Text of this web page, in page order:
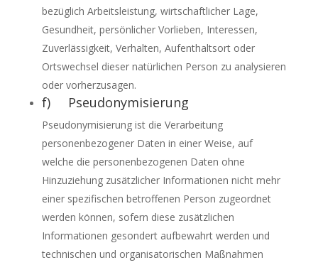
bezüglich Arbeitsleistung, wirtschaftlicher Lage,
Gesundheit, persönlicher Vorlieben, Interessen,
Zuverlässigkeit, Verhalten, Aufenthaltsort oder
Ortswechsel dieser natürlichen Person zu analysieren
oder vorherzusagen.
f) Pseudonymisierung
Pseudonymisierung ist die Verarbeitung
personenbezogener Daten in einer Weise, auf
welche die personenbezogenen Daten ohne
Hinzuziehung zusätzlicher Informationen nicht mehr
einer spezifischen betroffenen Person zugeordnet
werden können, sofern diese zusätzlichen
Informationen gesondert aufbewahrt werden und
technischen und organisatorischen Maßnahmen